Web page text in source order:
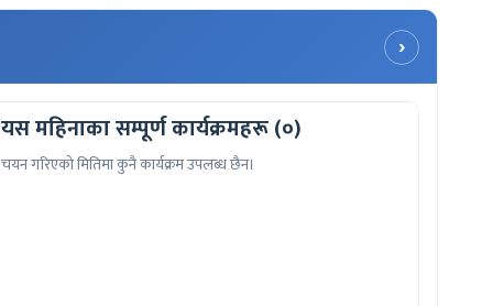
›
यस महिनाका सम्पूर्ण कार्यक्रमहरू (०)
चयन गरिएको मितिमा कुनै कार्यक्रम उपलब्ध छैन।